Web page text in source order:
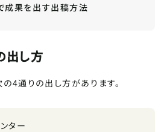
果を出す出稿方法
し方
4通りの出し方があります。
ター